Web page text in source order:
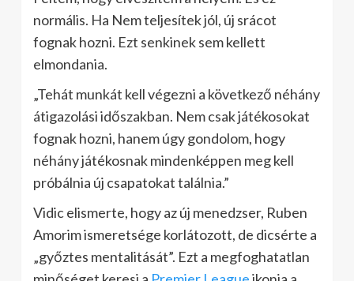
normális. Ha Nem teljesítek jól, új srácot
fognak hozni. Ezt senkinek sem kellett
elmondania.
„Tehát munkát kell végezni a következő néhány
átigazolási időszakban. Nem csak játékosokat
fognak hozni, hanem úgy gondolom, hogy
néhány játékosnak mindenképpen meg kell
próbálnia új csapatokat találnia.”
Vidic elismerte, hogy az új menedzser, Ruben
Amorim ismeretsége korlátozott, de dicsérte a
„győztes mentalitását”. Ezt a megfoghatatlan